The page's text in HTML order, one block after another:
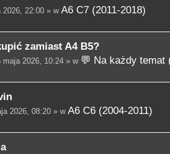
22:00 » w A6 C7 (2011-2018)
zamiast A4 B5?
2026, 10:24 » w 💬 Na każdy temat
2026, 08:20 » w A6 C6 (2004-2011)